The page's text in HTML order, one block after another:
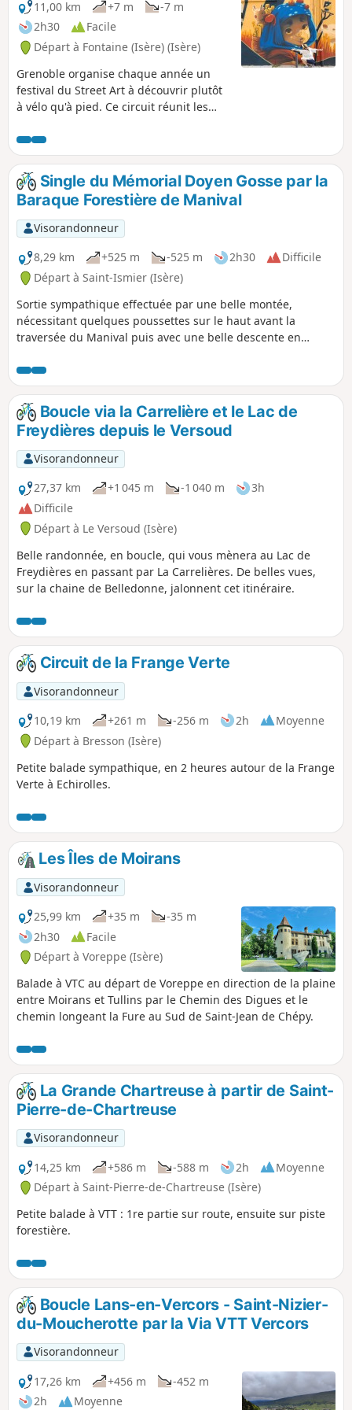
11,00 km +7 m
-7 m
2h30
Facile
Départ à Fontaine (Isère) (Isère)
Grenoble organise chaque année un
festival du Street Art à découvrir plutôt
à vélo qu'à pied. Ce circuit réunit les
trois dernières années, certaines
monumentales. Les propriétaires ont
bien voulu confier leurs murs et portes
de garage à des artistes renommés.
Privilégier cette randonnée citadine
avec un départ le dimanche matin vers
9h00, à cause de la faible circulation,
d'une meilleure lumière mais surtout
les rideaux baissés des devantures et
garages.
Single du Mémorial Doyen Gosse par la
Baraque Forestière de Manival
Visorandonneur
8,29 km
+525 m -525 m 2h30
Difficile
Départ à Saint-Ismier (Isère)
Sortie sympathique effectuée par une belle montée,
nécessitant quelques poussettes sur le haut avant la
traversée du Manival puis avec une belle descente en
Boucle via la Carrelière et le Lac de
Freydières depuis le Versoud
Visorandonneur
27,37 km
+1 045 m -1 040 m
3h
Difficile
Départ à Le Versoud (Isère)
Belle randonnée, en boucle, qui vous mènera au Lac de
Freydières en passant par La Carrelières. De belles vues,
sur la chaine de Belledonne, jalonnent cet itinéraire.
Circuit de la Frange Verte
Visorandonneur
10,19 km
+261 m -256 m 2h
Moyenne
Départ à Bresson (Isère)
Petite balade sympathique, en 2 heures autour de la Frange
Verte à Echirolles.
Les Îles de Moirans
Visorandonneur
25,99 km
+35 m
-35 m
2h30
Facile
Départ à Voreppe (Isère)
Balade à VTC au départ de Voreppe en direction de la plaine
entre Moirans et Tullins par le Chemin des Digues et le
chemin longeant la Fure au Sud de Saint-Jean de Chépy.
La Grande Chartreuse à partir de Saint-
Pierre-de-Chartreuse
Visorandonneur
14,25 km
+586 m -588 m 2h
Moyenne
Départ à Saint-Pierre-de-Chartreuse (Isère)
Petite balade à VTT : 1re partie sur route, ensuite sur piste
forestière.
Boucle Lans-en-Vercors - Saint-Nizier-
du-Moucherotte par la Via VTT Vercors
Visorandonneur
17,26 km
+456 m
-452 m
2h
Moyenne